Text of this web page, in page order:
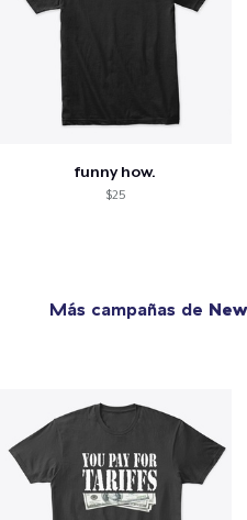
funny how.
$25
Más campañas de New